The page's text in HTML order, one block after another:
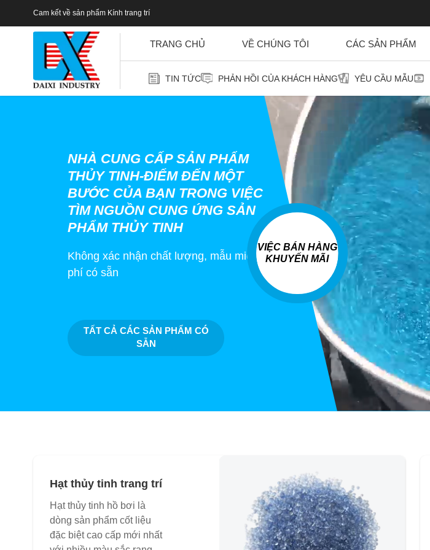
Cam kết về sản phẩm Kính trang trí
TRANG CHỦ VỀ CHÚNG TÔI CÁC SẢN PHẨM
TIN TỨC PHẢN HỒI CỦA KHÁCH HÀNG YÊU CẦU MẪU
NHÀ CUNG CẤP SẢN PHẨM
THỦY TINH-ĐIỂM ĐẾN MỘT
BƯỚC CỦA BẠN TRONG VIỆC
TÌM NGUỒN CUNG ỨNG SẢN
PHẨM THỦY TINH
Không xác nhận chất lượng, mẫu miễn
phí có sẵn
TẤT CẢ CÁC SẢN PHẨM CÓ
SẴN
VIỆC BÁN HÀNG
KHUYẾN MÃI
Hạt thủy tinh trang trí
Hạt thủy tinh hồ bơi là
dòng sản phẩm cốt liệu
đặc biệt cao cấp mới nhất